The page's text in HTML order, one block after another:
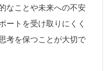
なことや未来への不安
ートを受け取りにくく
考を保つことが大切で